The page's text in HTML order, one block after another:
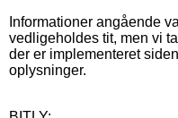
Informationer angående
vedligeholdes tit, men vi
der er implementeret
oplysninger.